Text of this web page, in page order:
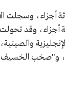
أجزاء، وسجلت
وقد تحولت
اللغتين
و"صخب